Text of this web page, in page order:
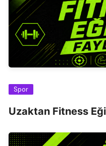
Spor
Uzaktan Fitness